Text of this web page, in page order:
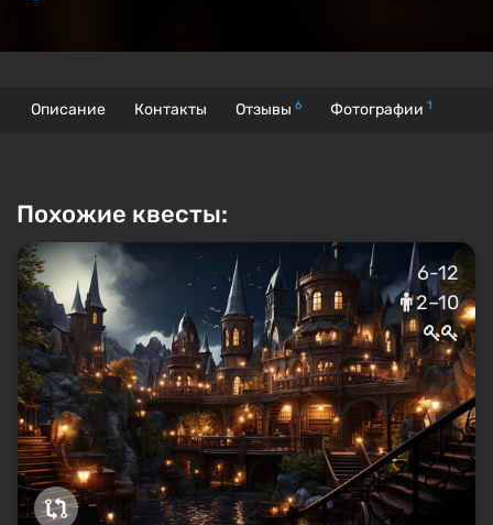
Описание Контакты Отзывы 6 Фотографии 1
Похожие квесты:
6-12
2–10